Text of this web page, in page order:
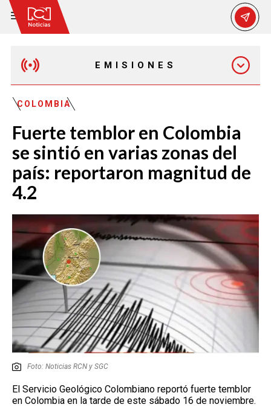
EMISIONES
EMISIÓN 7:00 PM
COLOMBIA
Fuerte temblor en Colombia
se sintió en varias zonas del
país: reportaron magnitud de
4.2
Foto: Noticias RCN y SGC
El Servicio Geológico Colombiano reportó fuerte temblor
en Colombia en la tarde de este sábado 16 de noviembre.